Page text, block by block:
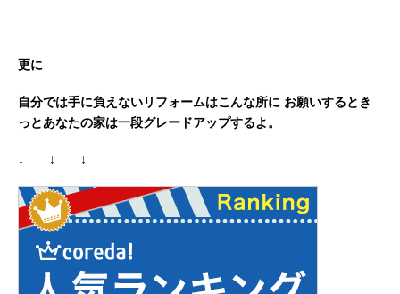
更に
自分では手に負えないリフォームはこんな所に お願いするとき
っとあなたの家は一段グレードアップするよ。
↓ ↓ ↓